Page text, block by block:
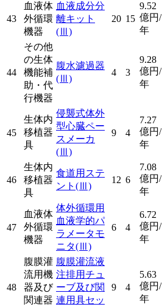
43
血液体
外循環
機器
血液成分分
離キット
(Ⅲ)
20 15
9.52
億円/
年
44
その他
の生体
機能補
助・代
行機器
腹水濾過器
(Ⅲ)
4 3
9.28
億円/
年
45
生体内
移植器
具
侵襲式体外
型心臓ペー
スメーカ
(Ⅲ)
9 4
7.27
億円/
年
46
生体内
移植器
具
食道用ステ
ント (Ⅲ)
12 6
7.08
億円/
年
47
血液体
外循環
機器
体外循環用
血液学的パ
ラメータモ
ニタ(Ⅲ)
6 4
6.72
億円/
年
48
腹膜灌
流用機
器及び
関連器
腹膜灌流液
注排用チュ
ーブ及び関
連用具セッ
9 4
5.63
億円/
年